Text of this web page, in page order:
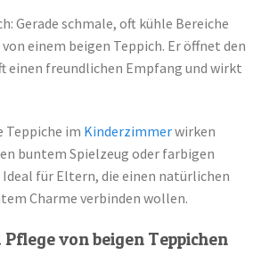
Gerade schmale, oft kühle Bereiche
einem beigen Teppich. Er öffnet den
einen freundlichen Empfang und wirkt
Teppiche im Kinderzimmerwirken
buntem Spielzeug oder farbigen
für Eltern, die einen natürlichen
Charme verbinden wollen.
von beigen Teppichen